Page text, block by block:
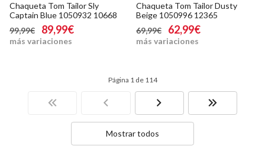
Chaqueta Tom Tailor Sly
Captain Blue 1050932 10668
99,99€
89,99€
más variaciones
Chaqueta Tom Tailor Dusty
Beige 1050996 12365
69,99€
62,99€
más variaciones
Página 1 de 114
Mostrar todos